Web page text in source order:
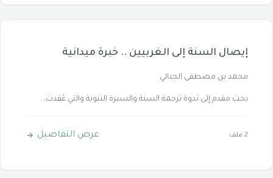
إيصال السنة إلى الغربيين .. خبرة ميدانية
محمد بن مصطفى الجبالي
بحث مقدم إلى ندوة ترجمة السنة والسيرة النبوية والتي عُقدت...
2 ملف عرض التفاصيل